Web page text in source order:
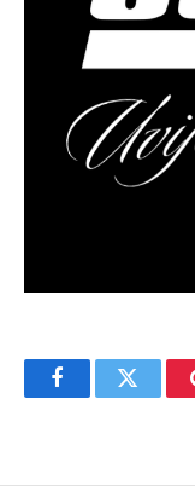
FacebookTwitter